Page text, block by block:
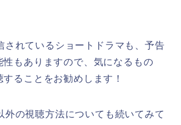
されているショートドラマも、予告
性もありますので、気になるもの
ることをお勧めします！
外の視聴方法についても続いてみて